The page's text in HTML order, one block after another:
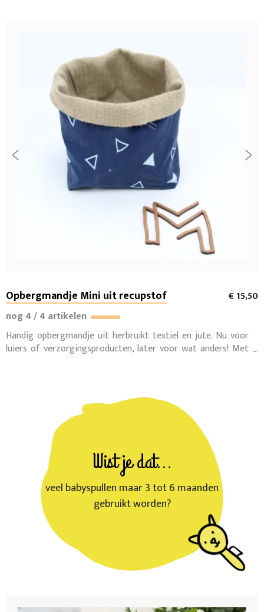
Opbergmandje Mini uit recupstof
€ 15,50
nog 4 / 4 artikelen
Handig opbergmandje uit herbruikt textiel en jute. Nu voor
luiers of verzorgingsproducten, later voor wat anders! Met
Wist je dat...
veel babyspullen maar 3 tot 6 maanden
gebruikt worden?